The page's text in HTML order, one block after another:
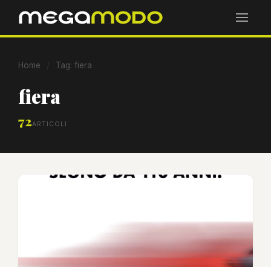
Home Tag: fiera
fiera
72ARTICOLI